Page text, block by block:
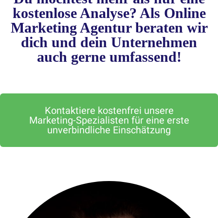
kostenlose Analyse? Als Online
Marketing Agentur beraten wir
dich und dein Unternehmen
auch gerne umfassend!
Kontaktiere kostenfrei unsere
Marketing-Spezialisten für eine erste
unverbindliche Einschätzung